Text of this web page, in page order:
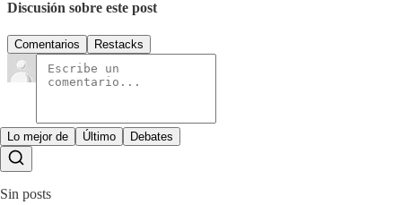
Discusión sobre este post
Comentarios Restacks
Lo mejor de Último Debates
Sin posts